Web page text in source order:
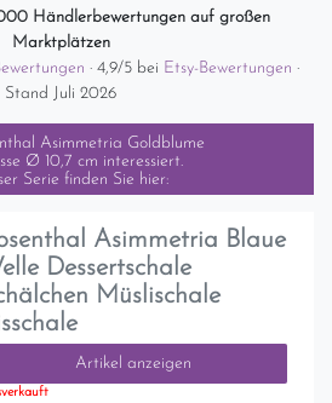
Händlerbewertungen auf großen
Marktplätzen
· 4,9/5 bei Etsy-Bewertungen ·
Stand Juli 2026
Asimmetria Goldblume
Ø 10,7 cm interessiert.
Serie finden Sie hier:
Asimmetria Blaue
Dessertschale
Müslischale
Artikel anzeigen